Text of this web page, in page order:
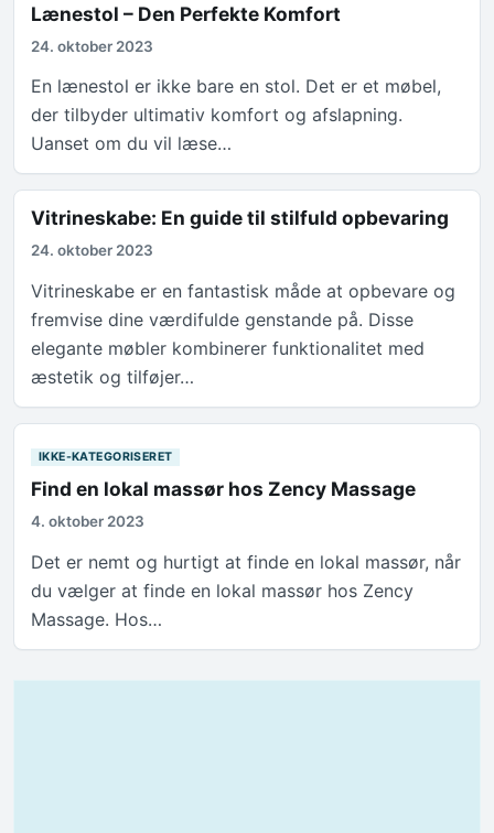
Lænestol – Den Perfekte Komfort
24. oktober 2023
En lænestol er ikke bare en stol. Det er et møbel,
der tilbyder ultimativ komfort og afslapning.
Uanset om du vil læse…
Vitrineskabe: En guide til stilfuld opbevaring
24. oktober 2023
Vitrineskabe er en fantastisk måde at opbevare og
fremvise dine værdifulde genstande på. Disse
elegante møbler kombinerer funktionalitet med
æstetik og tilføjer…
IKKE-KATEGORISERET
Find en lokal massør hos Zency Massage
4. oktober 2023
Det er nemt og hurtigt at finde en lokal massør, når
du vælger at finde en lokal massør hos Zency
Massage. Hos…